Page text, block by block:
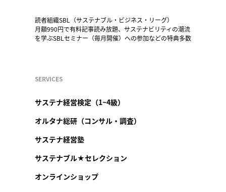
読者組織SBL（サステナブル・ビジネス・リーグ）
月額990円で有料記事読み放題、サステナビリティの潮流
を学ぶSBLセミナー（毎月開催）への参加などの特典多数
SERVICES
サステナ経営検定（1~4級）
オルタナ総研（コンサル・調査）
サステナ経営塾
サステナブル★セレクション
オンラインショップ